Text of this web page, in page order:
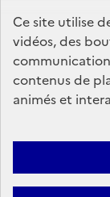
Ce site utilise
vidéos, des
contenus de
animés et
legifrance.gouv.fr
service-
conforme